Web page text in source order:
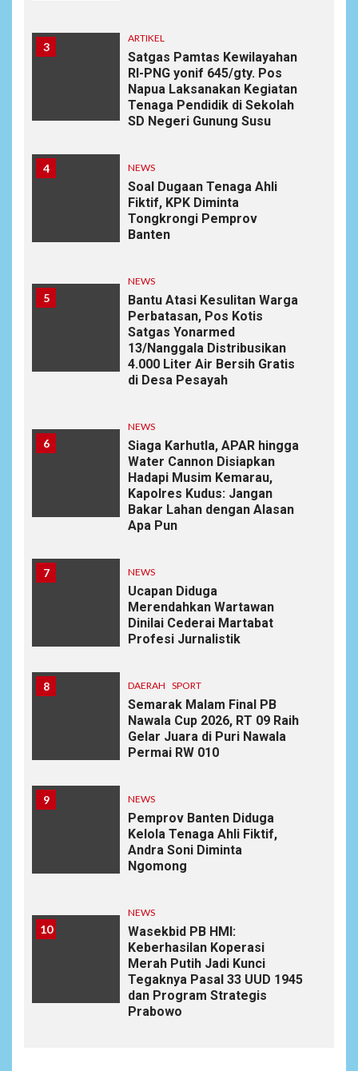
3
ARTIKEL
Satgas Pamtas Kewilayahan
RI-PNG yonif 645/gty. Pos
Napua Laksanakan Kegiatan
Tenaga Pendidik di Sekolah
SD Negeri Gunung Susu
4 NEWS
Soal Dugaan Tenaga Ahli
Fiktif, KPK Diminta
Tongkrongi Pemprov
Banten
5
NEWS
Bantu Atasi Kesulitan Warga
Perbatasan, Pos Kotis
Satgas Yonarmed
13/Nanggala Distribusikan
4.000 Liter Air Bersih Gratis
di Desa Pesayah
6
NEWS
Siaga Karhutla, APAR hingga
Water Cannon Disiapkan
Hadapi Musim Kemarau,
Kapolres Kudus: Jangan
Bakar Lahan dengan Alasan
Apa Pun
7 NEWS
Ucapan Diduga
Merendahkan Wartawan
Dinilai Cederai Martabat
Profesi Jurnalistik
8 DAERAH SPORT
Semarak Malam Final PB
Nawala Cup 2026, RT 09 Raih
Gelar Juara di Puri Nawala
Permai RW 010
9 NEWS
Pemprov Banten Diduga
Kelola Tenaga Ahli Fiktif,
Andra Soni Diminta
Ngomong
10
NEWS
Wasekbid PB HMI:
Keberhasilan Koperasi
Merah Putih Jadi Kunci
Tegaknya Pasal 33 UUD 1945
dan Program Strategis
Prabowo